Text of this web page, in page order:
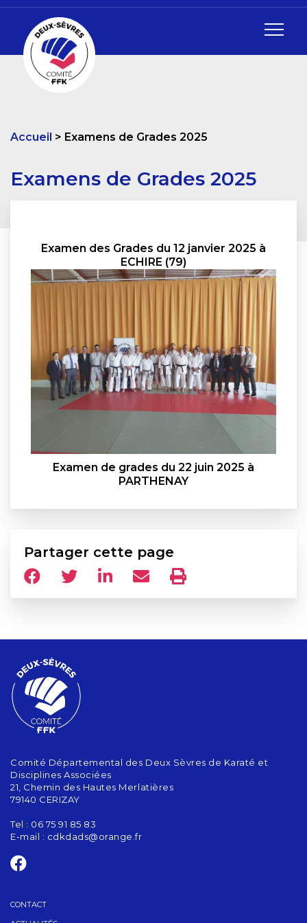
Accueil Examens de Grades 2025
Examens de Grades 2025
Examen des Grades du 12 janvier 2025 à
ECHIRE (79)
Examen de grades du 22 juin 2025 à
PARTHENAY
Partager cette page
Comité Départemental des Deux Sèvres de Karaté et
Disciplines Associées
21, Chemin des Hautes Merlatières
79140 CERIZAY
Tel : 06 75 91 85 83
E-mail : cdkdads@orange.fr
CONTACT